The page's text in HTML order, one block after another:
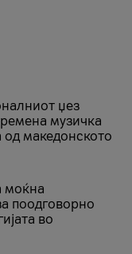
џез
музичка
македонското
моќна
поодговорно
во